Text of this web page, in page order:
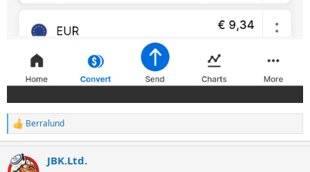
R
e
c
Berralund
JBK.Ltd.